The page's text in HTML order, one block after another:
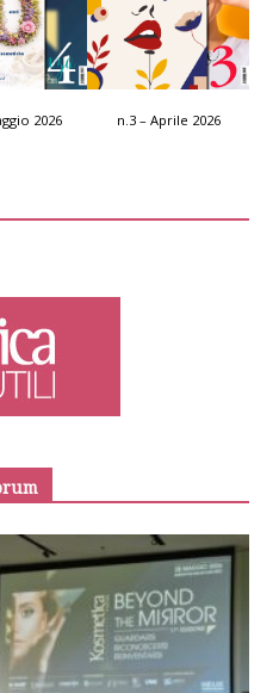
2026 n.3 – Aprile 2026